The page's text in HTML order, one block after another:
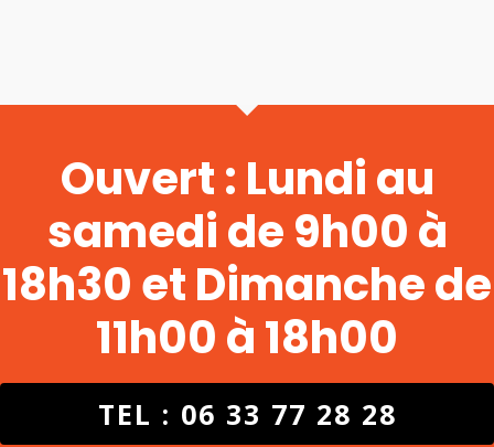
Ouvert : Lundi au
samedi de 9h00 à
18h30 et Dimanche de
11h00 à 18h00
TEL : 06 33 77 28 28